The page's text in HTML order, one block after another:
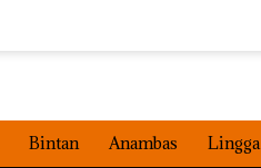
Bintan Anambas Lingga